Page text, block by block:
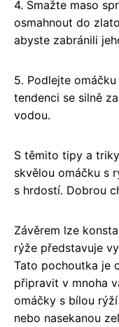
4. Smažte maso
osmahnout do
abyste zabránili
5. Podlejte
tendenci se silně
vodou.
S těmito tipy a
skvělou omáčku s
s hrdostí. Dobrou
Závěrem lze
rýže představuje
Tato pochoutka je
připravit v mnoha
omáčky s bílou
nebo nasekanou